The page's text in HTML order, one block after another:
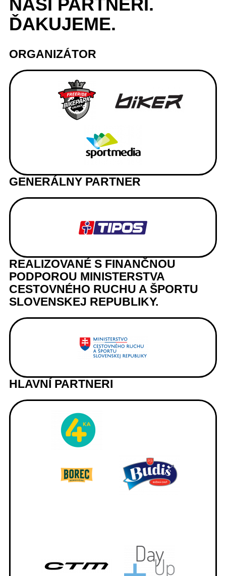
NAŠI PARTNERI.
ĎAKUJEME.
ORGANIZÁTOR
GENERÁLNY PARTNER
REALIZOVANÉ S FINANČNOU
PODPOROU MINISTERSTVA
CESTOVNÉHO RUCHU A ŠPORTU
SLOVENSKEJ REPUBLIKY.
HLAVNÍ PARTNERI